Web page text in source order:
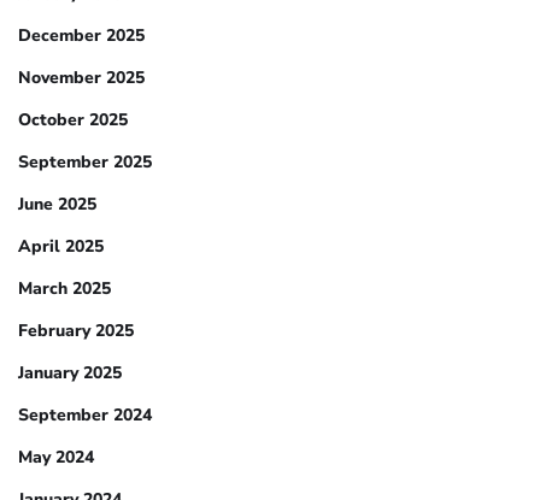
December 2025
November 2025
October 2025
September 2025
June 2025
April 2025
March 2025
February 2025
January 2025
September 2024
May 2024